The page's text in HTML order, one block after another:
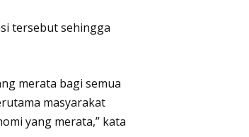
tersebut sehingga
merata bagi semua
masyarakat
yang merata,” kata